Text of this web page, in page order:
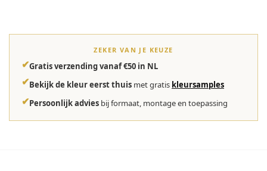
ZEKER VAN JE KEUZE
✔Gratis verzending vanaf €50 in NL
✔Bekijk de kleur eerst thuis met gratis kleursamples
✔Persoonlijk advies bij formaat, montage en toepassing